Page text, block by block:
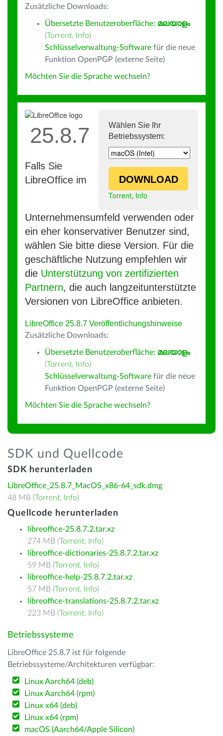
Zusätzliche Downloads:
Übersetzte Benutzeroberfläche: മലയാളം
(Torrent, Info)
Schlüsselverwaltung-Software für die neue
Funktion OpenPGP (externe Seite)
Möchten Sie die Sprache wechseln?
Wählen Sie Ihr
Betriebssystem:
DOWNLOAD
Torrent, Info
25.8.7
Falls Sie
LibreOffice im
Unternehmensumfeld verwenden oder
ein eher konservativer Benutzer sind,
wählen Sie bitte diese Version. Für die
geschäftliche Nutzung empfehlen wir
die Unterstützung von zertifizierten
Partnern, die auch langzeitunterstützte
Versionen von LibreOffice anbieten.
LibreOffice 25.8.7 Veröffentlichungshinweise
Zusätzliche Downloads:
Übersetzte Benutzeroberfläche: മലയാളം
(Torrent, Info)
Schlüsselverwaltung-Software für die neue
Funktion OpenPGP (externe Seite)
Möchten Sie die Sprache wechseln?
SDK und Quellcode
SDK herunterladen
LibreOffice_25.8.7_MacOS_x86-64_sdk.dmg
48 MB (Torrent, Info)
Quellcode herunterladen
libreoffice-25.8.7.2.tar.xz
274 MB (Torrent, Info)
libreoffice-dictionaries-25.8.7.2.tar.xz
59 MB (Torrent, Info)
libreoffice-help-25.8.7.2.tar.xz
57 MB (Torrent, Info)
libreoffice-translations-25.8.7.2.tar.xz
223 MB (Torrent, Info)
Betriebssysteme
LibreOffice 25.8.7 ist für folgende
Betriebssysteme/Architekturen verfügbar:
Linux Aarch64 (deb)
Linux Aarch64 (rpm)
Linux x64 (deb)
Linux x64 (rpm)
macOS (Aarch64/Apple Silicon)